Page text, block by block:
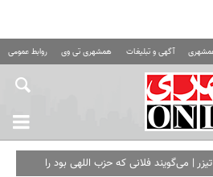
آگهی و تبلیغات همشهری تی وی روابط عمومی
| می‌گویند فلانی که حزب اللهی بود را